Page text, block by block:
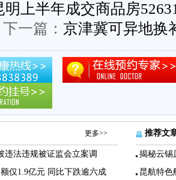
明上半年成交商品房
下一篇： 京津冀可异地换
更多>>
违法违规被证监会立案调
仅1.9亿元 同比下跌逾六成
推荐文
揭秘云锡
昆航特色